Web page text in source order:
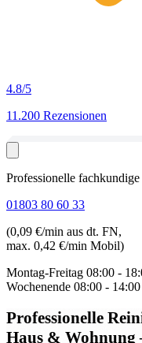
4.8/5
11.200 Rezensionen
Professionelle
01803 80 60 33
(0,09 €/min aus dt. FN,
max. 0,42 €/min Mobil)
Montag-Freitag 08:00 -
Wochenende 08:00 - 14:00
Professionelle
Haus & Wohnung